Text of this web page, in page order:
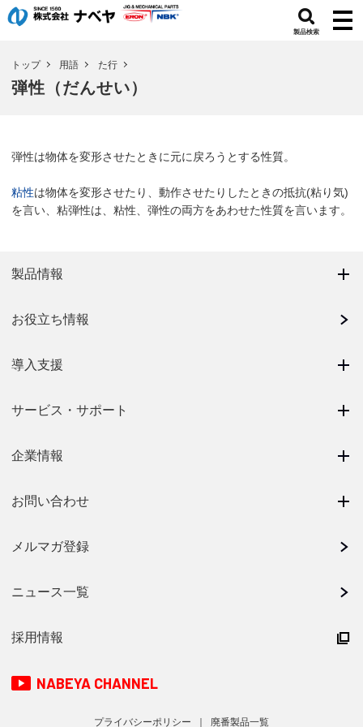
製品検索
トップ 用語 た行
弾性（だんせい）
弾性は物体を変形させたときに元に戻ろうとする性質。
粘性は物体を変形させたり、動作させたりしたときの抵抗(粘り気)
を言い、粘弾性は、粘性、弾性の両方をあわせた性質を言います。
製品情報
お役立ち情報
導入支援
サービス・サポート
企業情報
お問い合わせ
メルマガ登録
ニュース一覧
採用情報
NABEYA CHANNEL
プライバシーポリシー 廃番製品一覧